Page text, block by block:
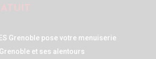
Grenoble pose votre menuiserie
et ses alentours